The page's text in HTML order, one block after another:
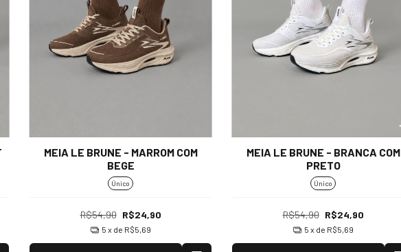
MEIA LE BRUNE - MARROM COM
BEGE
Único
R$54,90 R$24,90
5 x de R$5,69
MEIA LE BRUNE - BRANCA COM
PRETO
Único
R$54,90 R$24,90
5 x de R$5,69